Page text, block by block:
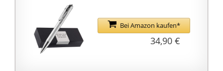
Pelikan, Über 180 Jahre
Erfahrung in der
Entwicklung von Schul-,
Bei Amazon kaufen*
34,90 €